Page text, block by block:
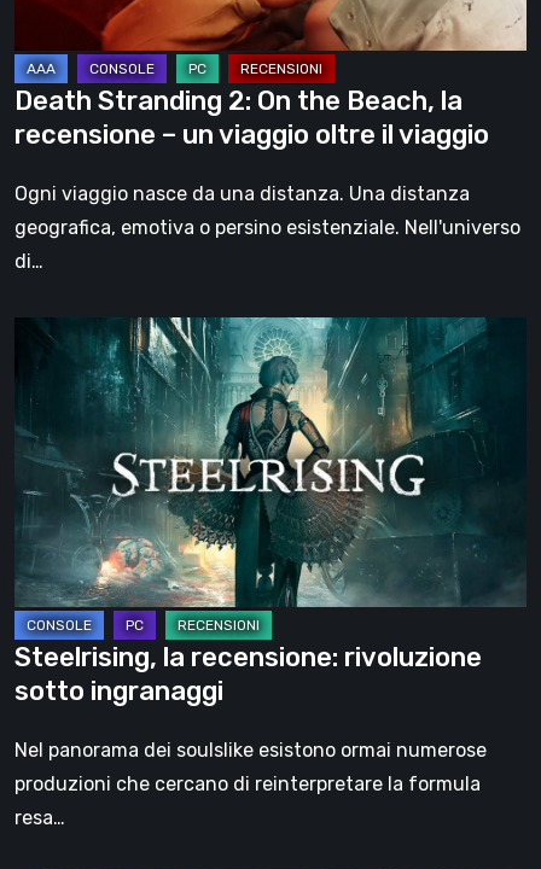
recensione
–
un
viaggio
oltre
il
Death Stranding 2: On the Beach, la
recensione – un viaggio oltre il viaggio
Ogni viaggio nasce da una distanza. Una distanza
geografica, emotiva o persino esistenziale. Nell'universo
di…
Steelrising,
recensione:
rivoluzione
sotto
ingranaggi
Steelrising, la recensione: rivoluzione
sotto ingranaggi
Nel panorama dei soulslike esistono ormai numerose
produzioni che cercano di reinterpretare la formula
resa…